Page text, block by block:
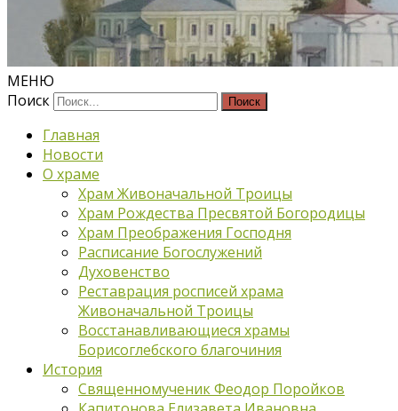
МЕНЮ
Поиск
Главная
Новости
О храме
Храм Живоначальной Троицы
Храм Рождества Пресвятой Богородицы
Храм Преображения Господня
Расписание Богослужений
Духовенство
Реставрация росписей храма
Живоначальной Троицы
Восстанавливающиеся храмы
Борисоглебского благочиния
История
Священномученик Феодор Поройков